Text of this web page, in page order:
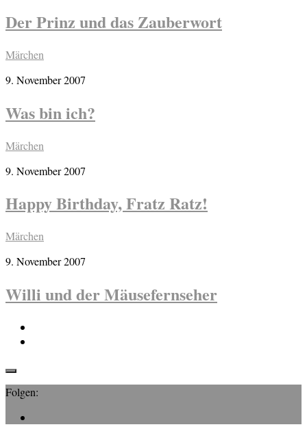
Der Prinz und das Zauberwort
Märchen
9. November 2007
Was bin ich?
Märchen
9. November 2007
Happy Birthday, Fratz Ratz!
Märchen
9. November 2007
Willi und der Mäusefernseher
Folgen: